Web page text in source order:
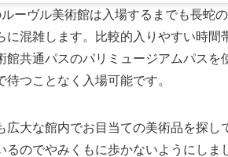
ーヴル美術館は入場するまでも長蛇
に混雑します。比較的入りやすい時間
館共通パスのパリミュージアムパスを
つことなく入場可能です。
広大な館内でお目当ての美術品を探し
るのでやみくもに歩かないようにしま